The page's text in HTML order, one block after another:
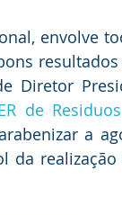
envolve
Diretor
de
a
da